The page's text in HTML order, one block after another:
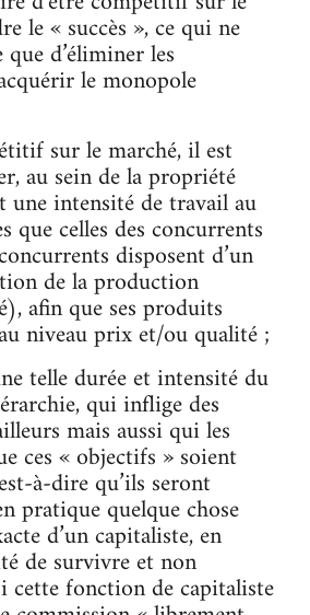
le « succès », ce qui ne
d’éliminer les
le monopole
sur le marché, il est
au sein de la propriété
une intensité de travail au
que celles des concurrents
disposent d’un
de la production
afin que ses produits
niveau prix et/ou qualité ;
telle durée et intensité du
qui inflige des
mais aussi qui les
ces « objectifs » soient
à-dire qu’ils seront
pratique quelque chose
d’un capitaliste, en
de survivre et non
cette fonction de capitaliste